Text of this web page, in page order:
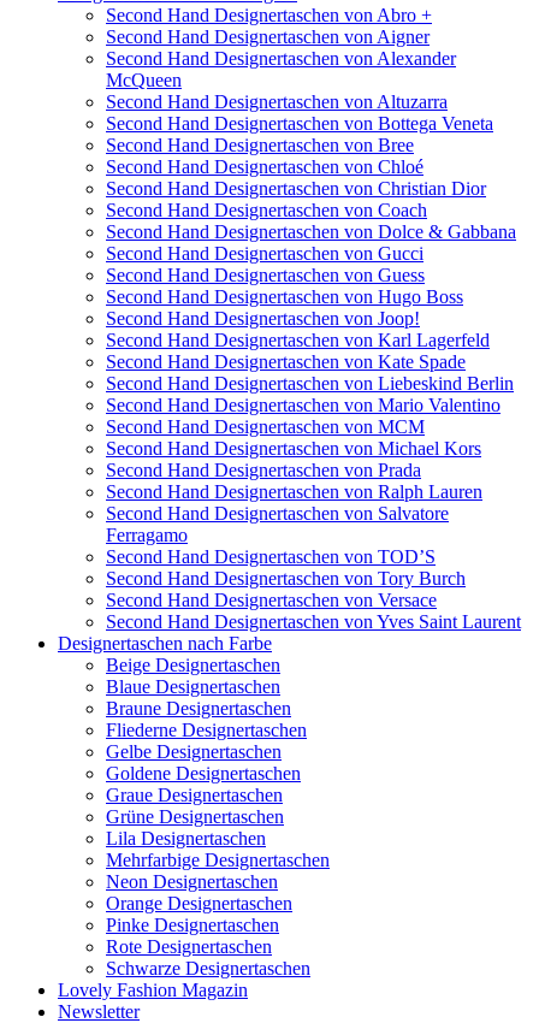
Second Hand Designertaschen von Abro +
Second Hand Designertaschen von Aigner
Second Hand Designertaschen von Alexander
McQueen
Second Hand Designertaschen von Altuzarra
Second Hand Designertaschen von Bottega Veneta
Second Hand Designertaschen von Bree
Second Hand Designertaschen von Chloé
Second Hand Designertaschen von Christian Dior
Second Hand Designertaschen von Coach
Second Hand Designertaschen von Dolce & Gabbana
Second Hand Designertaschen von Gucci
Second Hand Designertaschen von Guess
Second Hand Designertaschen von Hugo Boss
Second Hand Designertaschen von Joop!
Second Hand Designertaschen von Karl Lagerfeld
Second Hand Designertaschen von Kate Spade
Second Hand Designertaschen von Liebeskind Berlin
Second Hand Designertaschen von Mario Valentino
Second Hand Designertaschen von MCM
Second Hand Designertaschen von Michael Kors
Second Hand Designertaschen von Prada
Second Hand Designertaschen von Ralph Lauren
Second Hand Designertaschen von Salvatore
Ferragamo
Second Hand Designertaschen von TOD’S
Second Hand Designertaschen von Tory Burch
Second Hand Designertaschen von Versace
Second Hand Designertaschen von Yves Saint Laurent
Designertaschen nach Farbe
Beige Designertaschen
Blaue Designertaschen
Braune Designertaschen
Fliederne Designertaschen
Gelbe Designertaschen
Goldene Designertaschen
Graue Designertaschen
Grüne Designertaschen
Lila Designertaschen
Mehrfarbige Designertaschen
Neon Designertaschen
Orange Designertaschen
Pinke Designertaschen
Rote Designertaschen
Schwarze Designertaschen
Lovely Fashion Magazin
Newsletter